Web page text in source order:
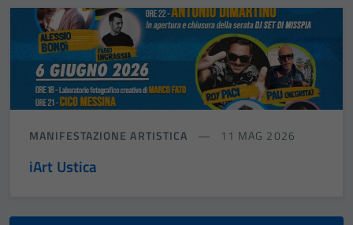
MANIFESTAZIONE ARTISTICA 11 MAG 2026
iArt Ustica